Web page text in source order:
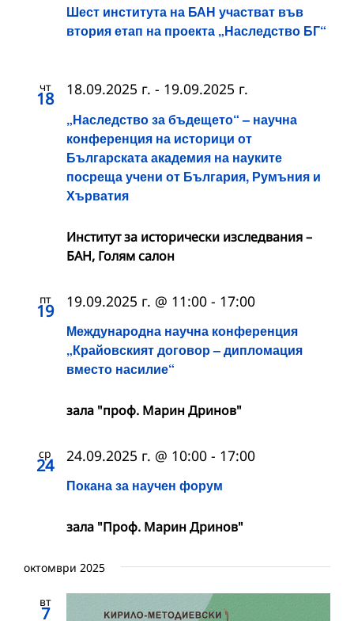
Шест института на БАН участват във
втория етап на проекта „Наследство БГ“
чт
18
„Наследство за бъдещето“ – научна
конференция на историци от
Българската академия на науките
посреща учени от България, Румъния и
Хърватия
18.09.2025 г. - 19.09.2025 г.
Институт за исторически изследвания –
БАН, Голям салон
пт
19
Международна научна конференция
„Крайовският договор – дипломация
вместо насилие“
19.09.2025 г. @ 11:00 - 17:00
зала "проф. Марин Дринов"
ср
24
Покана за научен форум
24.09.2025 г. @ 10:00 - 17:00
зала "Проф. Марин Дринов"
октомври 2025
вт
7